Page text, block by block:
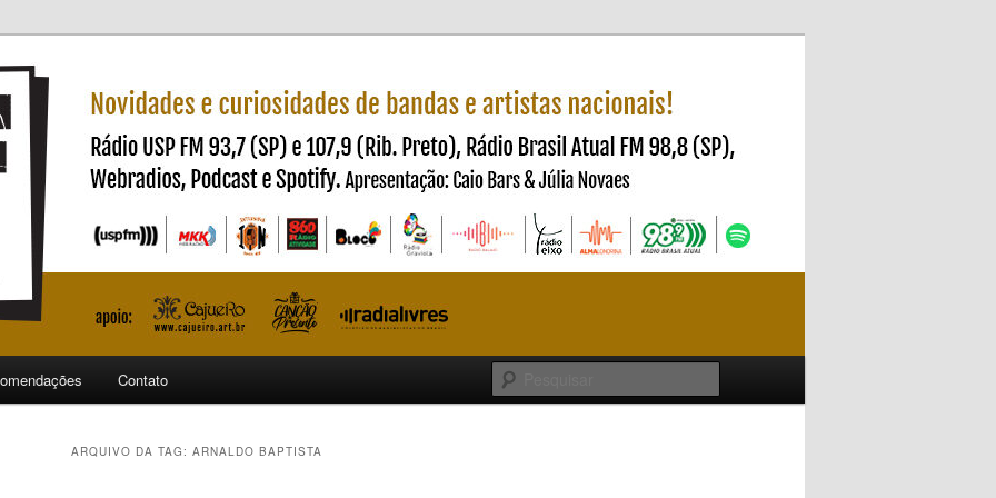
Contato
ARQUIVO DA TAG: ARNALDO BAPTISTA